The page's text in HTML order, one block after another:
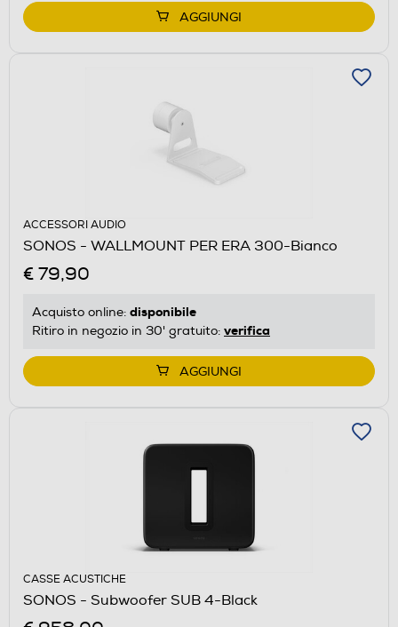
AGGIUNGI
ACCESSORI AUDIO
SONOS - WALLMOUNT PER ERA 300-Bianco
€ 79,90
Acquisto online: disponibile
Ritiro in negozio in 30' gratuito: verifica
AGGIUNGI
CASSE ACUSTICHE
SONOS - Subwoofer SUB 4-Black